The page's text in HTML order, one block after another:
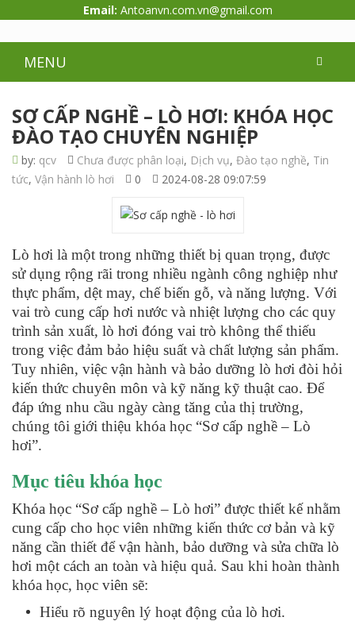
Email: Antoanvn.com.vn@gmail.com
MENU
SƠ CẤP NGHỀ – LÒ HƠI: KHÓA HỌC
ĐÀO TẠO CHUYÊN NGHIỆP
by: qcv Chưa được phân loại, Dịch vụ, Đào tạo nghề, Tin
tức, Vận hành lò hơi 0 2024-08-28 09:07:59
Lò hơi là một trong những thiết bị quan trọng, được
sử dụng rộng rãi trong nhiều ngành công nghiệp như
thực phẩm, dệt may, chế biến gỗ, và năng lượng. Với
vai trò cung cấp hơi nước và nhiệt lượng cho các quy
trình sản xuất, lò hơi đóng vai trò không thể thiếu
trong việc đảm bảo hiệu suất và chất lượng sản phẩm.
Tuy nhiên, việc vận hành và bảo dưỡng lò hơi đòi hỏi
kiến thức chuyên môn và kỹ năng kỹ thuật cao. Để
đáp ứng nhu cầu ngày càng tăng của thị trường,
chúng tôi giới thiệu khóa học “Sơ cấp nghề – Lò
hơi”.
Mục tiêu khóa học
Khóa học “Sơ cấp nghề – Lò hơi” được thiết kế nhằm
cung cấp cho học viên những kiến thức cơ bản và kỹ
năng cần thiết để vận hành, bảo dưỡng và sửa chữa lò
hơi một cách an toàn và hiệu quả. Sau khi hoàn thành
khóa học, học viên sẽ:
Hiểu rõ nguyên lý hoạt động của lò hơi.